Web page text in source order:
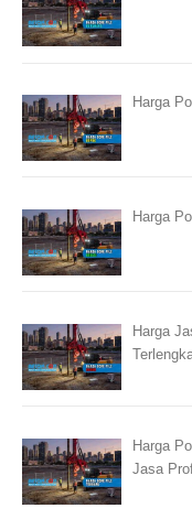
Harga
Harga
Harga
Harga
Jasa